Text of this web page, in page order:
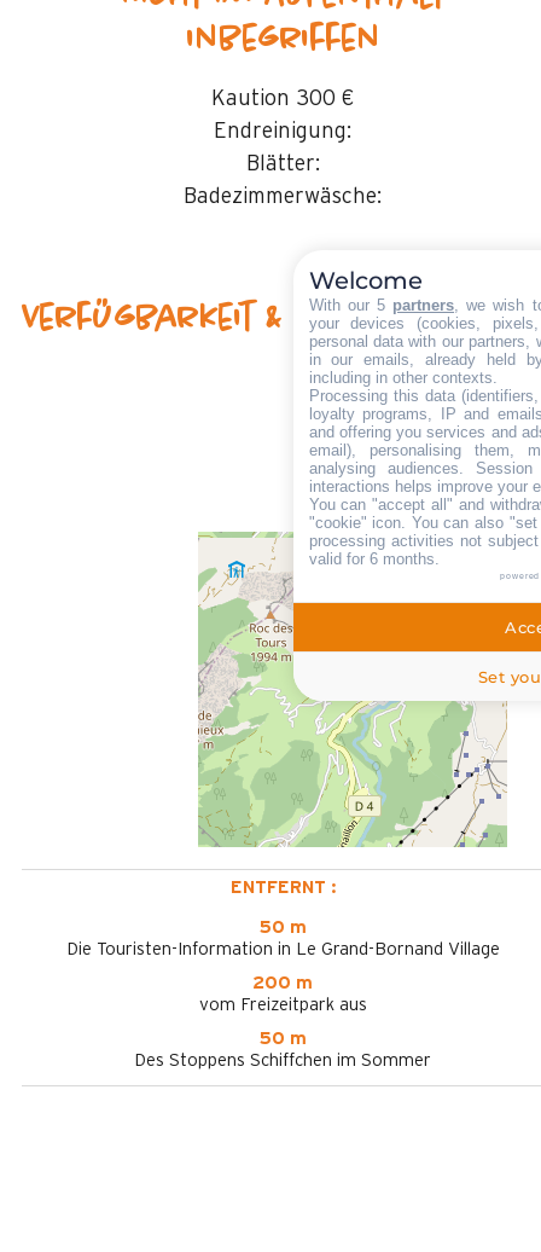
inbegriffen
Kaution 300 €
Endreinigung:
Blätter:
Badezimmerwäsche:
Verfügbarkeit & Preise
ENTFERNT :
50 m
Die Touristen-Information in Le Grand-Bornand Village
200 m
vom Freizeitpark aus
50 m
Des Stoppens Schiffchen im Sommer
Welcome
With our 5 partners , we wish
your devices (cookies,
personal data with our partners,
in our emails, already held
including in other contexts.
Processing this data
loyalty programs, IP and
and offering you services and
email), personalising them,
analysing audiences.
interactions helps improve your
You can "accept all" and
"cookie" icon . You can also
processing activities not
valid for 6 months.
Set